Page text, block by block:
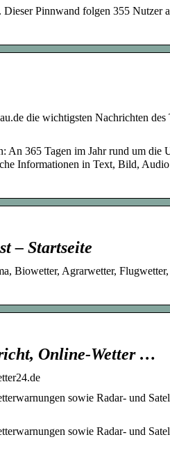
Pinnwand folgen 355 Nutzer
die wichtigsten Nachrichten des
An 365 Tagen im Jahr rund um die
Informationen in Text, Bild,
– Startseite
Biowetter, Agrarwetter,
Online-Wetter …
sowie Radar- und
sowie Radar- und